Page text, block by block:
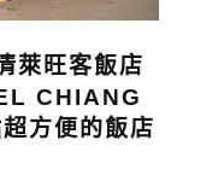
萊旺客飯店
CHIANG
方便的飯店